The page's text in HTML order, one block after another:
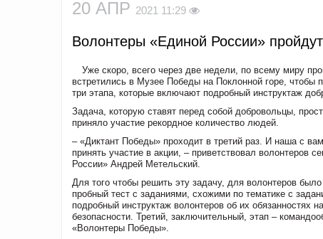
20 АПР 2021 11:29
Волонтеры «Единой России»
Уже скоро, всего через две недели, по всему миру
встретились в Музее Победы на Поклонной горе, чтобы
три этапа, которые включают подробный инструктаж
Задача, которую ставят перед собой добровольцы,
приняло участие рекордное количество людей.
– «Диктант Победы» проходит в третий раз. И наша с
принять участие в акции, – приветствовал волонтеров
России» Андрей Метельский
Для того чтобы решить эту задачу, для волонтеров
пробный тест с заданиями, схожими по тематике с
подробный инструктаж волонтеров об их
безопасности. Третий, заключительный, этап –
«Волонтеры Победы».